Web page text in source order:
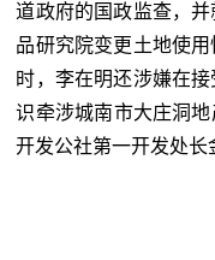
道政府的国政监查，
品研究院变更土地使
时，李在明还涉嫌在
识牵涉城南市大庄洞
开发公社第一开发处长